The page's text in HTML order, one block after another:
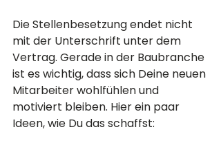
Die Stellenbesetzung endet nicht
mit der Unterschrift unter dem
Vertrag. Gerade in der Baubranche
ist es wichtig, dass sich Deine neuen
Mitarbeiter wohlfühlen und
motiviert bleiben. Hier ein paar
Ideen, wie Du das schaffst: